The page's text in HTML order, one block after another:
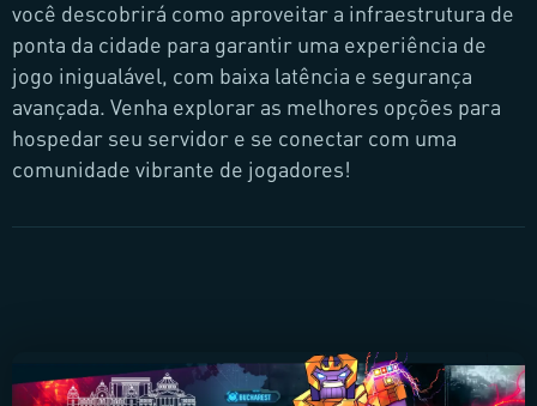
você descobrirá como aproveitar a infraestrutura de
ponta da cidade para garantir uma experiência de
jogo inigualável, com baixa latência e segurança
avançada. Venha explorar as melhores opções para
hospedar seu servidor e se conectar com uma
comunidade vibrante de jogadores!